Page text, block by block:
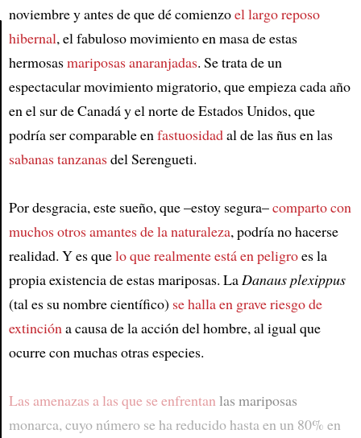
Article
noviembre y antes de que dé comienzoel largo reposo
hibernal, el fabuloso movimiento en masa de estas
hermosasmariposas anaranjadas. Se trata de un
espectacular movimiento migratorio, que empieza cada año
en el sur de Canadá y el norte de Estados Unidos, que
podría ser comparable enfastuosidadal de las ñus en las
sabanas tanzanasdel Serengueti.
Por desgracia, este sueño, que –estoy segura–comparto con
muchos otros amantes de la naturaleza, podría no hacerse
realidad. Y es quelo que realmente está en peligroes la
propia existencia de estas mariposas. LaDanaus plexippus
(tal es su nombre científico) se halla en grave riesgo de
extincióna causa de la acción del hombre, al igual que
ocurre con muchas otras especies.
Las amenazas a las que se enfrentanlas mariposas
monarca, cuyo número se ha reducido hasta en un 80% en